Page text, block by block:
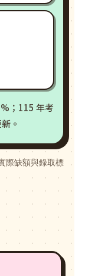
；115 年考
。
際缺額與錄取標